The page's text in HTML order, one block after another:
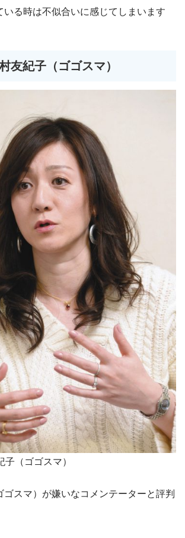
いる時は不似合いに感じてしまいます
友紀子（ゴゴスマ）
（ゴゴスマ）
ゴスマ）が嫌いなコメンテーターと評判